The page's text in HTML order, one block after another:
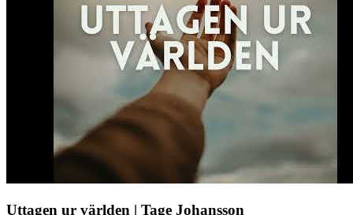
Uttagen ur världen | Tage Johansson